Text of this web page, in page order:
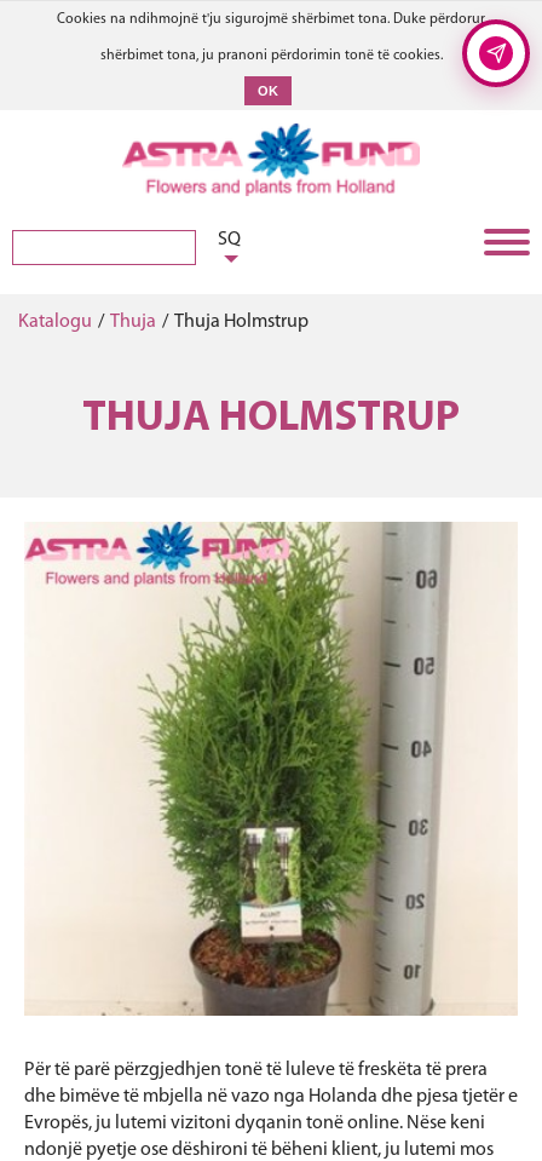
Cookies na ndihmojnë t'ju sigurojmë shërbimet tona. Duke përdorur
shërbimet tona, ju pranoni përdorimin tonë të cookies.
OK
SQ
Katalogu / Thuja / Thuja Holmstrup
THUJA HOLMSTRUP
Për të parë përzgjedhjen tonë të luleve të freskëta të prera
dhe bimëve të mbjella në vazo nga Holanda dhe pjesa tjetër e
Evropës, ju lutemi vizitoni dyqanin tonë online. Nëse keni
ndonjë pyetje ose dëshironi të bëheni klient, ju lutemi mos